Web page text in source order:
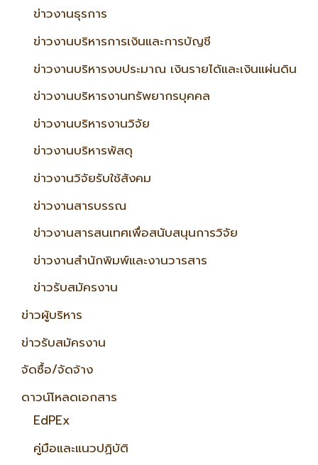
ข่าวงานธุรการ
ข่าวงานบริหารการเงินและการบัญชี
ข่าวงานบริหารงบประมาณ เงินรายได้และเงินแผ่นดิน
ข่าวงานบริหารงานทรัพยากรบุคคล
ข่าวงานบริหารงานวิจัย
ข่าวงานบริหารพัสดุ
ข่าวงานวิจัยรับใช้สังคม
ข่าวงานสารบรรณ
ข่าวงานสารสนเทศเพื่อสนับสนุนการวิจัย
ข่าวงานสำนักพิมพ์และงานวารสาร
ข่าวรับสมัครงาน
ข่าวผู้บริหาร
ข่าวรับสมัครงาน
จัดซื้อ/จัดจ้าง
ดาวน์โหลดเอกสาร
EdPEx
คู่มือและแนวปฏิบัติ